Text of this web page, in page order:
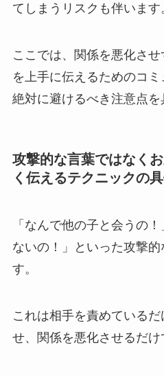
てしまうリスクも伴います
ここでは、関係を悪化さ
を上手に伝えるためのコミ
絶対に避けるべき注意点を
攻撃的な言葉ではなく
く伝えるテクニックの
「なんで他の子と会うの
ないの！」といった攻撃的
す。
これは相手を責めている
せ、関係を悪化させるだけ